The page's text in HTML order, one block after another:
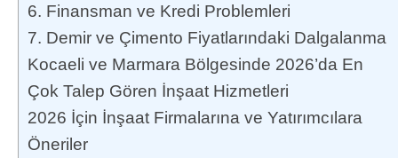
6. Finansman ve Kredi Problemleri
7. Demir ve Çimento Fiyatlarındaki Dalgalanma
Kocaeli ve Marmara Bölgesinde 2026’da En
Çok Talep Gören İnşaat Hizmetleri
2026 İçin İnşaat Firmalarına ve Yatırımcılara
Öneriler